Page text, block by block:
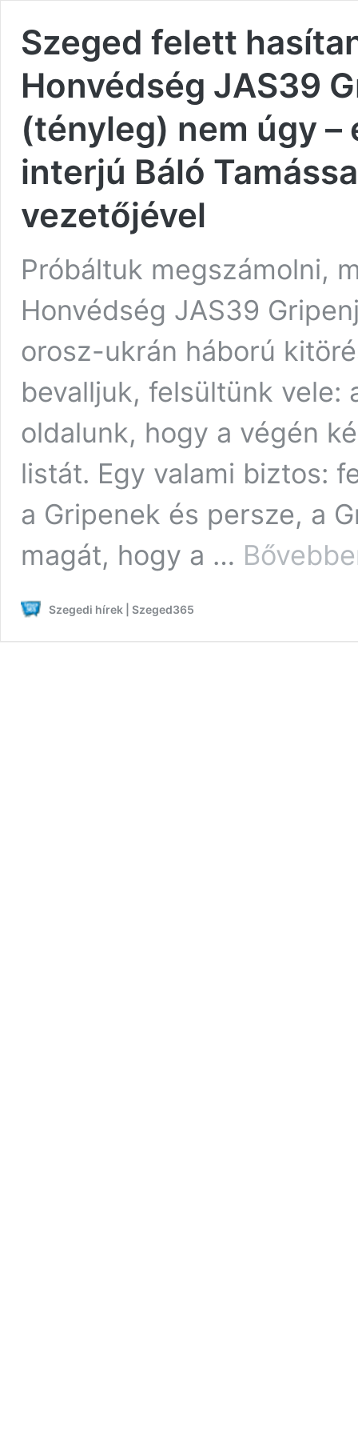
Szeged felett
Honvédség JAS39
(tényleg) nem úgy
interjú Báló
vezetőjével
Próbáltuk megszámolni,
Honvédség JAS39
orosz-ukrán háború
bevalljuk, felsültünk
oldalunk, hogy a végén
listát. Egy valami biztos:
a Gripenek és persze, a
magát, hogy a …
Szegedi hírek | Szeged365